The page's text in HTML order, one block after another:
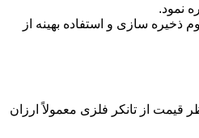
نمود.
سازی و استفاده بهینه از
قیمت از تانکر فلزی معمولاً ارزان